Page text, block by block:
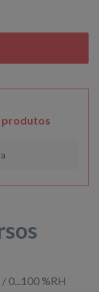
produtos
0...100 %RH